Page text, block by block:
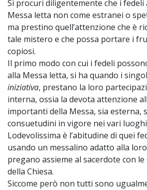
Si procuri diligentemente che i fedeli
Messa letta non come estranei o
ma prestino quell’attenzione che è
tale mistero e che possa portare i
copiosi.
Il primo modo con cui i fedeli
alla Messa letta, si ha quando i
iniziativa, prestano la loro
interna, ossia la devota attenzione
importanti della Messa, sia esterna,
consuetudini in vigore nei vari
Lodevolissima è l’abitudine di quei
usando un messalino adatto alla
pregano assieme al sacerdote con
della Chiesa.
Siccome però non tutti sono